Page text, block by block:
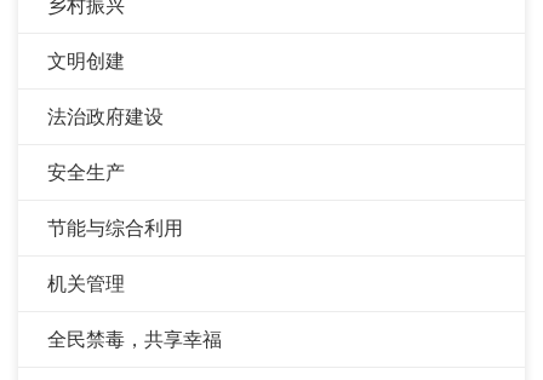
文明创建
法治政府建设
安全生产
节能与综合利用
机关管理
全民禁毒，共享幸福